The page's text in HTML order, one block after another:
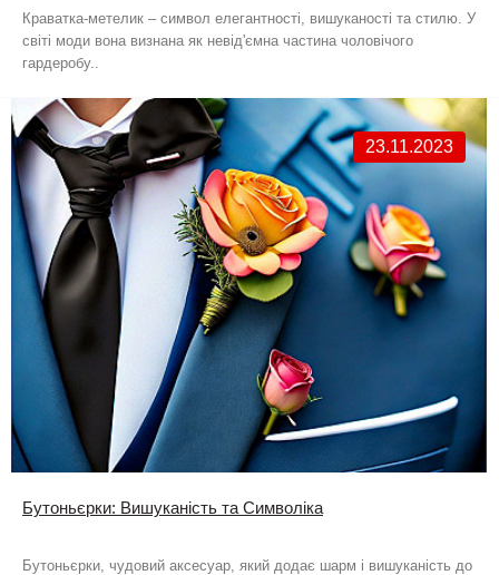
Краватка-метелик – символ елегантності, вишуканості та стилю. У
світі моди вона визнана як невід'ємна частина чоловічого
гардеробу..
23.11.2023
Бутоньєрки: Вишуканість та Символіка
Бутоньєрки, чудовий аксесуар, який додає шарм і вишуканість до